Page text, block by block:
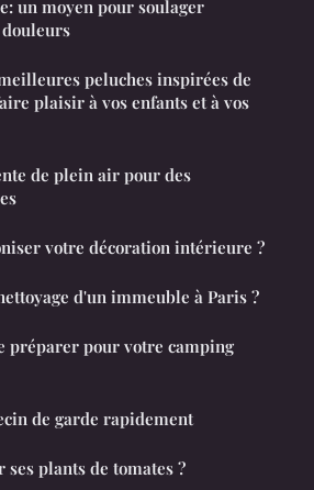
un moyen pour soulager
peluches inspirées de
plaisir à vos enfants et à vos
de plein air pour des
votre décoration intérieure ?
d'un immeuble à Paris ?
préparer pour votre camping
de garde rapidement
plants de tomates ?